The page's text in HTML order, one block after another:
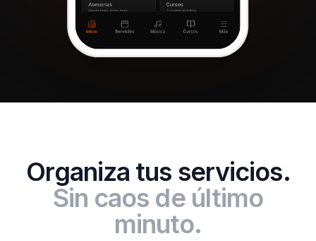
Organiza tus servicios.
Sin caos de último
minuto.